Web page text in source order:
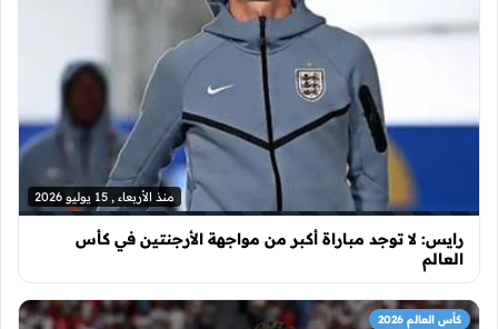
منذ الأربعاء , 15 يوليو 2026
رايس: لا توجد مباراة أكبر من مواجهة الأرجنتين في كأس
العالم
كأس العالم 2026